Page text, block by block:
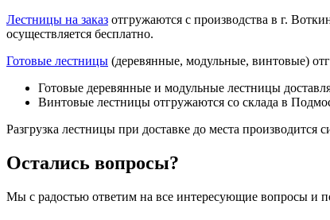
Лестницы на заказ отгружаются с производства в г.
осуществляется бесплатно.
Готовые лестницы (деревянные, модульные, винтовые)
Готовые деревянные и модульные лестницы
Винтовые лестницы отгружаются со склада в
Разгрузка лестницы при доставке до места производится
Остались вопросы?
Мы с радостью ответим на все интересующие вопросы и